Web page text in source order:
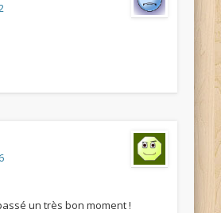
un très bon moment !